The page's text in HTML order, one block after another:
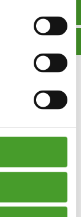
im
Abschluss